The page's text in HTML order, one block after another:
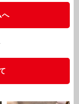
へ